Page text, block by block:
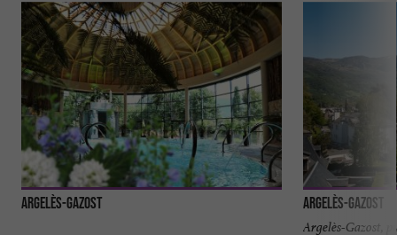
Argelès-Gazost Argelès-Gazost
Argelès-Gazost,